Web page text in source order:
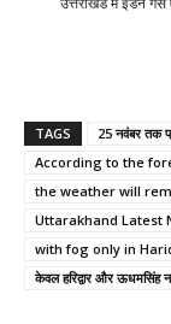
TAGS
25 नवंबर तक
According to the
the weather will
Uttarakhand Latest
with fog only in
केवल हरिद्वार और ऊधमसिंह